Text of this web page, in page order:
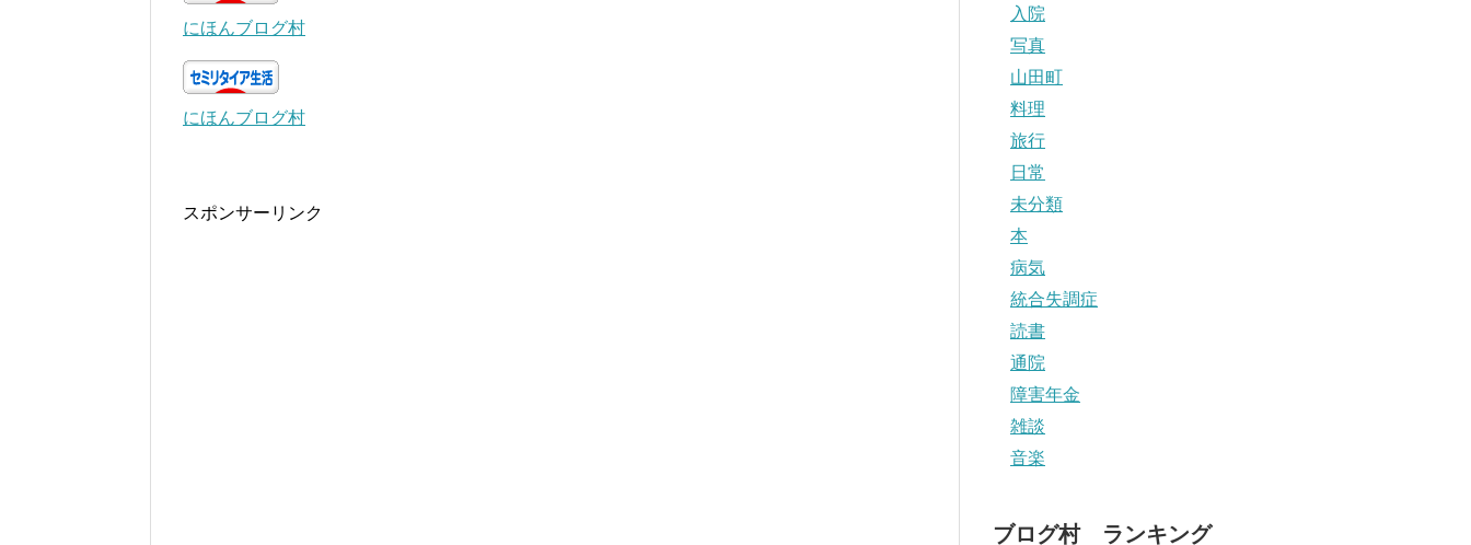
にほんブログ村
にほんブログ村
スポンサーリンク
入院
写真
山田町
料理
旅行
日常
未分類
本
病気
統合失調症
読書
通院
障害年金
雑談
音楽
ブログ村 ランキング